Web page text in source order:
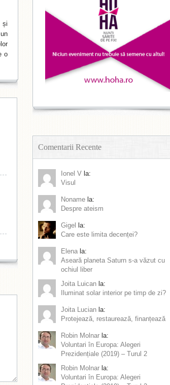
și
o
Comentarii Recente
Ionel V la:
Visul
Noname la:
Despre ateism
Gigel
la:
Care este limita decenței?
Elena la:
Aseară planeta Saturn s-a văzut cu
ochiul liber
Joita Luican la:
Iluminat solar interior pe timp de zi?
Joita Lucian la:
Protejează, restaurează, finanțează
Robin Molnar la:
Voluntari în Europa: Alegeri
Prezidențiale (2019) – Turul 2
Robin Molnar la:
Voluntari în Europa: Alegeri